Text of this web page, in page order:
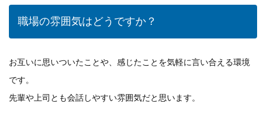
職場の雰囲気はどうですか？
お互いに思いついたことや、感じたことを気軽に言い合える環境
です。
先輩や上司とも会話しやすい雰囲気だと思います。